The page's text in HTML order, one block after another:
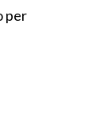
per